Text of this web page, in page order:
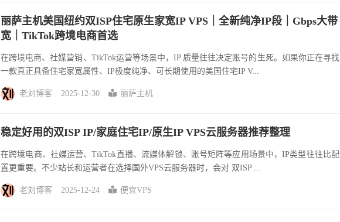
丽萨主机美国纽约双ISP住宅原生家宽IP VPS｜全新纯净IP段｜Gbps大带
宽｜TikTok跨境电商首选
在跨境电商、社媒营销、TikTok运营等场景中，IP 质量往往决定账号的生死。如果你正在寻找
一款真正具备住宅家宽属性、IP极度纯净、可长期使用的美国住宅IP V...
老刘博客 2025-12-30 丽萨主机
稳定好用的双ISP IP/家庭住宅IP/原生IP VPS云服务器推荐整理
在跨境电商、社媒运营、TikTok直播、流媒体解锁、账号矩阵等应用场景中，IP类型往往比配
置更重要。不少站长和运营者在选择国外VPS云服务器时，会对 双ISP ...
老刘博客 2025-12-24 便宜VPS